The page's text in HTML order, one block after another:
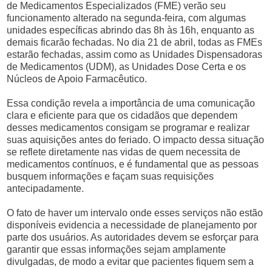
de Medicamentos Especializados (FME) verão seu
funcionamento alterado na segunda-feira, com algumas
unidades específicas abrindo das 8h às 16h, enquanto as
demais ficarão fechadas. No dia 21 de abril, todas as FMEs
estarão fechadas, assim como as Unidades Dispensadoras
de Medicamentos (UDM), as Unidades Dose Certa e os
Núcleos de Apoio Farmacêutico.
Essa condição revela a importância de uma comunicação
clara e eficiente para que os cidadãos que dependem
desses medicamentos consigam se programar e realizar
suas aquisições antes do feriado. O impacto dessa situação
se reflete diretamente nas vidas de quem necessita de
medicamentos contínuos, e é fundamental que as pessoas
busquem informações e façam suas requisições
antecipadamente.
O fato de haver um intervalo onde esses serviços não estão
disponíveis evidencia a necessidade de planejamento por
parte dos usuários. As autoridades devem se esforçar para
garantir que essas informações sejam amplamente
divulgadas, de modo a evitar que pacientes fiquem sem a